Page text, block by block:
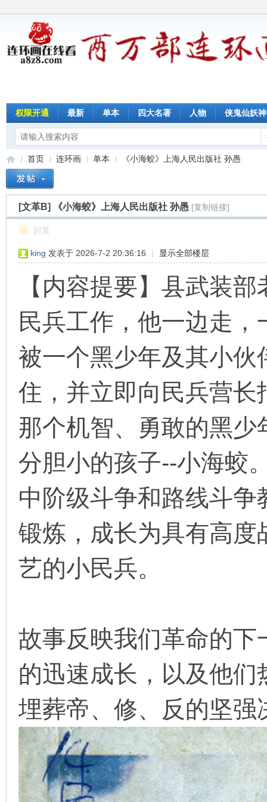
权限开通 最新 单本 四大名著 人物 侠鬼仙妖神
»
首页
›
连环画
›
单本
›
《小海蛟》上海人民出版社 孙愚
[文革B] 《小海蛟》上海人民出版社 孙愚 [复制链接]
回复
king 发表于 2026-7-2 20:36:16 | 显示全部楼层
【内容提要】县武装
民兵工作，他一边走
被一个黑少年及其小
住，并立即向民兵营
那个机智、勇敢的黑
分胆小的孩子--小海蛟
中阶级斗争和路线斗
锻炼，成长为具有高
艺的小民兵。
故事反映我们革命的
的迅速成长，以及他
埋葬帝、修、反的坚强